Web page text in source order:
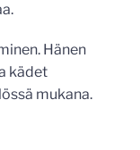
Hänen
kädet
mukana.